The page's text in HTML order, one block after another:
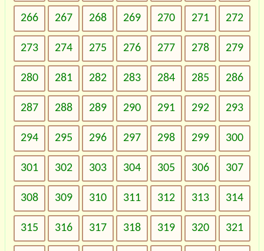
266 267 268 269 270 271 272
273 274 275 276 277 278 279
280 281 282 283 284 285 286
287 288 289 290 291 292 293
294 295 296 297 298 299 300
301 302 303 304 305 306 307
308 309 310 311 312 313 314
315 316 317 318 319 320 321